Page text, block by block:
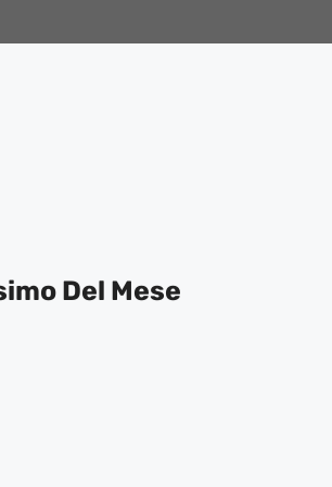
Del Mese